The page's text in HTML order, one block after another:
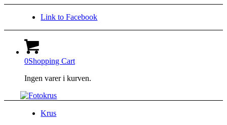
Link to Facebook
0Shopping Cart
Ingen varer i kurven.
Krus